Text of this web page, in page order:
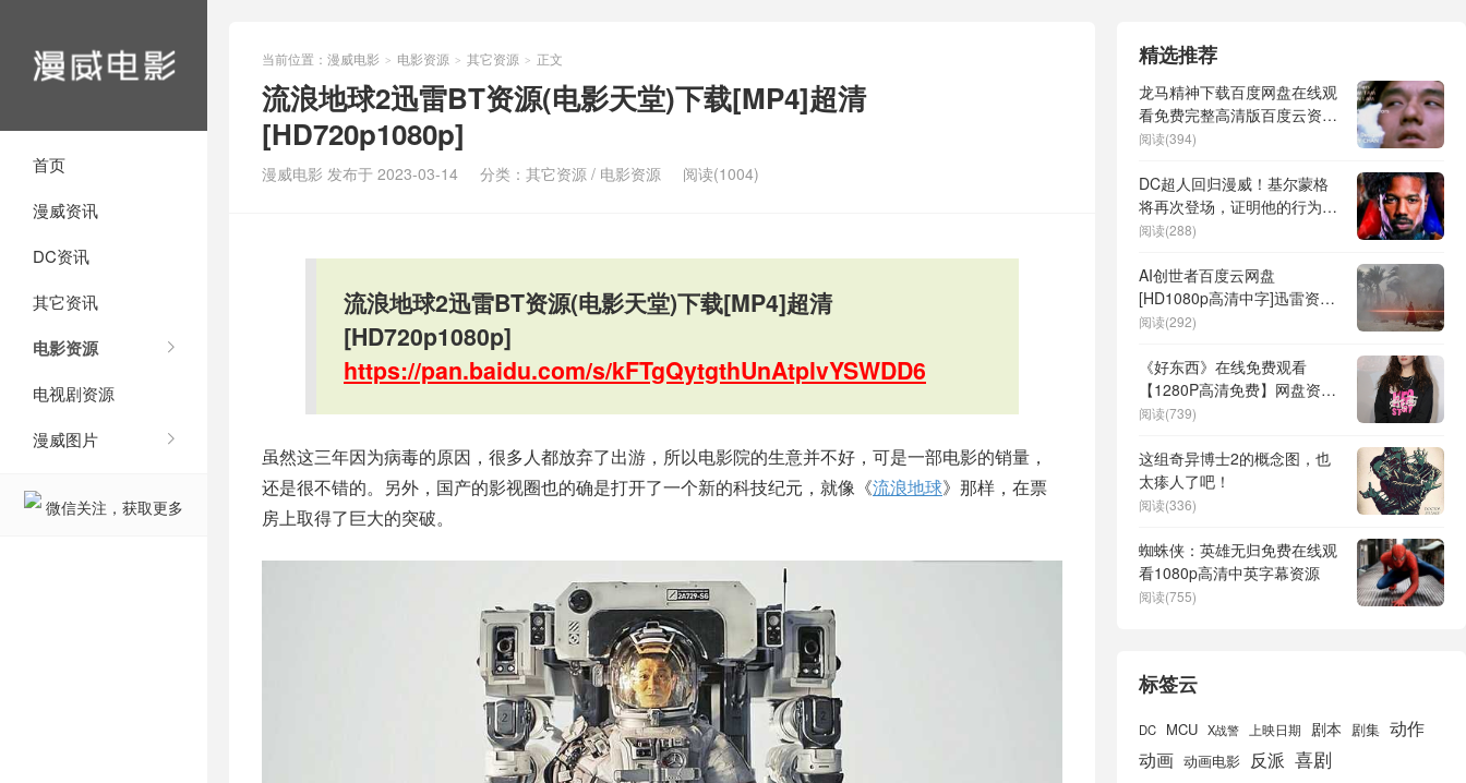
首页
漫威资讯
DC资讯
其它资讯
电影资源
电视剧资源
漫威图片
微信关注，获取更多
当前位置： 漫威电影 > 电影资源 > 其它资源 > 正文
流浪地球2迅雷BT资源(电影天堂)下载[MP4]超清
[HD720p1080p]
漫威电影 发布于 2023-03-14 分类： 其它资源 / 电影资源 阅读(1004)
流浪地球2迅雷BT资源(电影天堂)下载[MP4]超清
[HD720p1080p]
https://pan.baidu.com/s/kFTgQytgthUnAtplvYSWDD6
虽然这三年因为病毒的原因，很多人都放弃了出游，所以电影院的生意并不好，可是一部电影的销量，
还是很不错的。另外，国产的影视圈也的确是打开了一个新的科技纪元，就像《流浪地球》那样，在票
房上取得了巨大的突破。
精选推荐
龙马精神下载百度网盘在线观
看免费完整高清版百度云资源
(手机版)
阅读(394)
DC超人回归漫威！基尔蒙格
将再次登场，证明他的行为并
非错误
阅读(288)
AI创世者百度云网盘
[HD1080p高清中字]迅雷资源
免费分享
阅读(292)
《好东西》在线免费观看
【1280P高清免费】网盘资源
下载
阅读(739)
这组奇异博士2的概念图，也
太瘆人了吧！
阅读(336)
蜘蛛侠：英雄无归免费在线观
看1080p高清中英字幕资源
阅读(755)
标签云
DC MCU X战警 上映日期 剧本 剧集 动作
动画 动画电影 反派 喜剧